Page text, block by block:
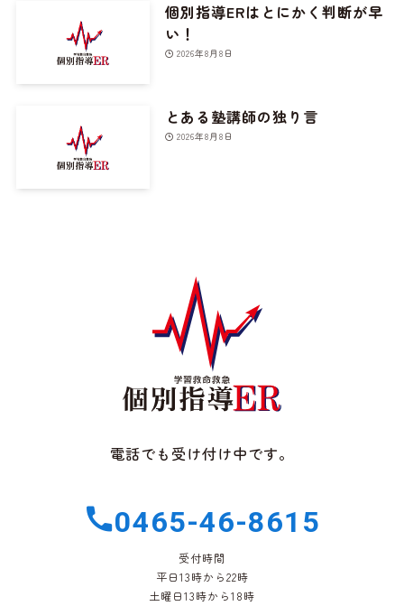
個別指導ERはとにかく判断が早
い！
2026年8月8日
とある塾講師の独り言
2026年8月8日
電話でも受け付け中です。
0465-46-8615
受付時間
平日13時から22時
土曜日13時から18時